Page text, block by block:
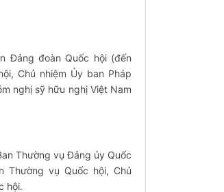
Đảng đoàn Quốc hội (đến
Chủ nhiệm Ủy ban Pháp
nghị sỹ hữu nghị Việt Nam
Thường vụ Đảng ủy Quốc
Thường vụ Quốc hội, Chủ
hội.